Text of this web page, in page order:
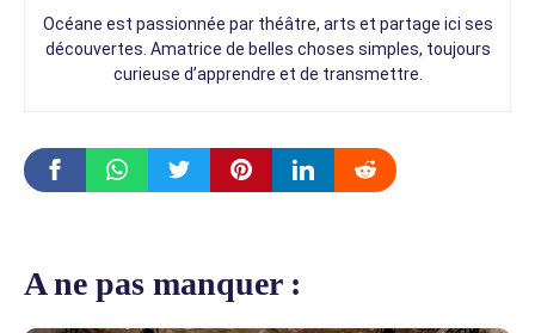
Océane est passionnée par théâtre, arts et partage ici ses
découvertes. Amatrice de belles choses simples, toujours
curieuse d’apprendre et de transmettre.
A ne pas manquer :